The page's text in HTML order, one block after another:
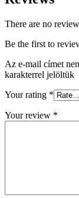
There are no
Be the first to
Az e-mail címet
karakterrel jelöltük
Your rating *
Your review *